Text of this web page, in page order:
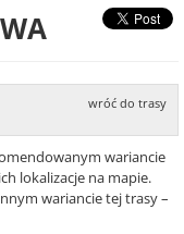
wróć do trasy
wariancie
lokalizacje na mapie.
wariancie tej trasy –